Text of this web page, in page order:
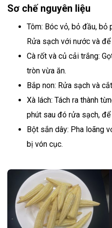
Sơ chế nguyên liệu
Tôm: Bóc vỏ, bỏ đầu, bỏ
Rửa sạch với nước và để
Cà rốt và củ cải trắng:
tròn vừa ăn.
Bắp non: Rửa sạch và
Xà lách: Tách ra thành
phút sau đó rửa sạch, để
Bột sắn dây: Pha loãng
bị vón cục.